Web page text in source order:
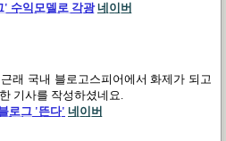
' 수익모델로 각광 네이버
래 국내 블로고스피어에서 화제가 되고
기사를 작성하셨네요.
로그 '뜬다' 네이버